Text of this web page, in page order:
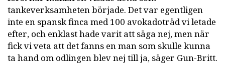
tankeverksamheten började. Det var egentligen
inte en spansk finca med 100 avokadoträd vi letade
efter, och enklast hade varit att säga nej, men när
fick vi veta att det fanns en man som skulle kunna
ta hand om odlingen blev nej till ja, säger Gun-Britt.